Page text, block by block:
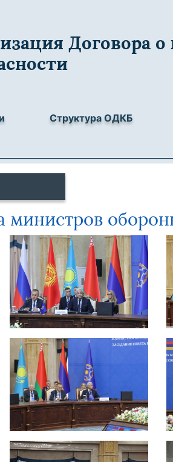
Договора
Структура ОДКБ
министров